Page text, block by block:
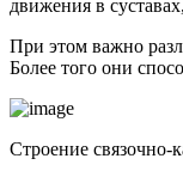
движения в
При этом важно
Более того они
Строение связочно-